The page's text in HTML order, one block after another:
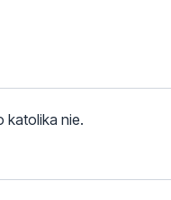
katolika nie.